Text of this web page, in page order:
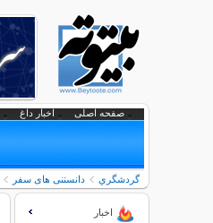
صفحه اصلی اخبار داغ
گردشگري دانستنی های سفر
اخبار